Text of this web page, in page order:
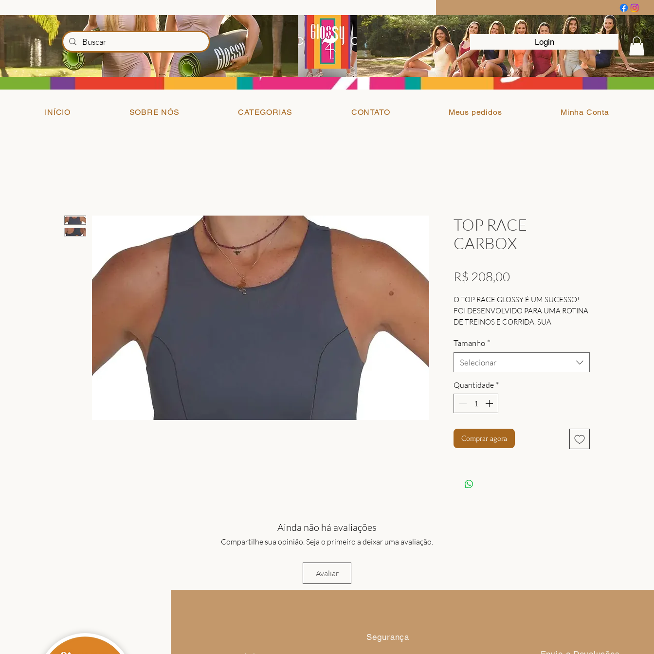
Login
INÍCIO SOBRE NÓS CATEGORIAS CONTATO Meus pedidos Minha Conta
TOP RACE
CARBOX
R$ 208,00
O TOP RACE GLOSSY É UM SUCESSO!
FOI DESENVOLVIDO PARA UMA ROTINA
DE TREINOS E CORRIDA, SUA
MODELAGEM FIT OUT PROPORCIONA
EXTREMO CONFORTO E É IDEAL PARA
VOCÊ SE DESTACAR NOS EXERCICIOS
O GRANDE DIFERENCIAL DA LINHA
SPORT GLOSSY ESTÁ NOS RECORTES
ESTRATEGICOS COM DETALHES EM
VALORIZANDO A SILHUETA FEMININA E
AGREGANDO ESTILO A PEÇA.
ACABAMENTO EMBUTIDO, DECOTE
ESTILO NADADOR E ABERTURA NAS
Tamanho *
Selecionar
Quantidade *
Comprar agora
Ainda não há avaliações
Compartilhe sua opinião. Seja o primeiro a deixar uma avaliação.
Avaliar
Segurança